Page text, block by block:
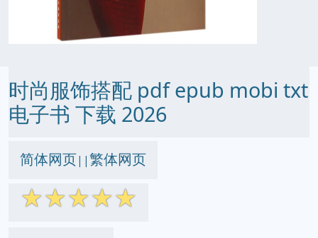
时尚服饰搭配 pdf epub mobi txt
电子书 下载 2026
简体网页||繁体网页
☆☆☆☆☆